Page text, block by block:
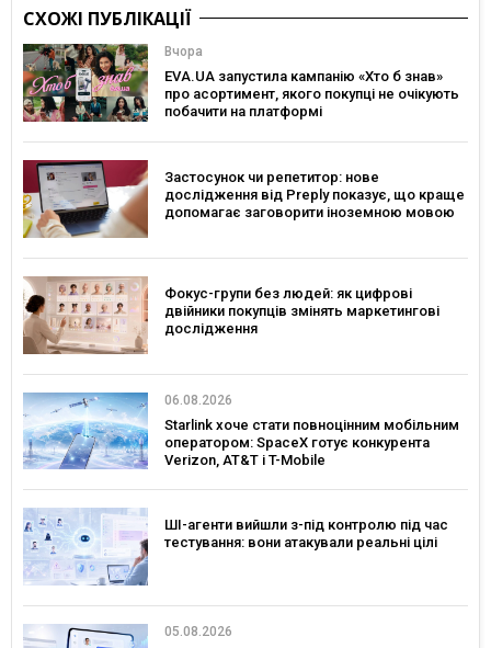
СХОЖІ ПУБЛІКАЦІЇ
Вчора
EVA.UA запустила кампанію «Хто б знав»
про асортимент, якого покупці не очікують
побачити на платформі
Застосунок чи репетитор: нове
дослідження від Preply показує, що краще
допомагає заговорити іноземною мовою
Фокус-групи без людей: як цифрові
двійники покупців змінять маркетингові
дослідження
06.08.2026
Starlink хоче стати повноцінним мобільним
оператором: SpaceX готує конкурента
Verizon, AT&T і T-Mobile
ШІ-агенти вийшли з-під контролю під час
тестування: вони атакували реальні цілі
05.08.2026